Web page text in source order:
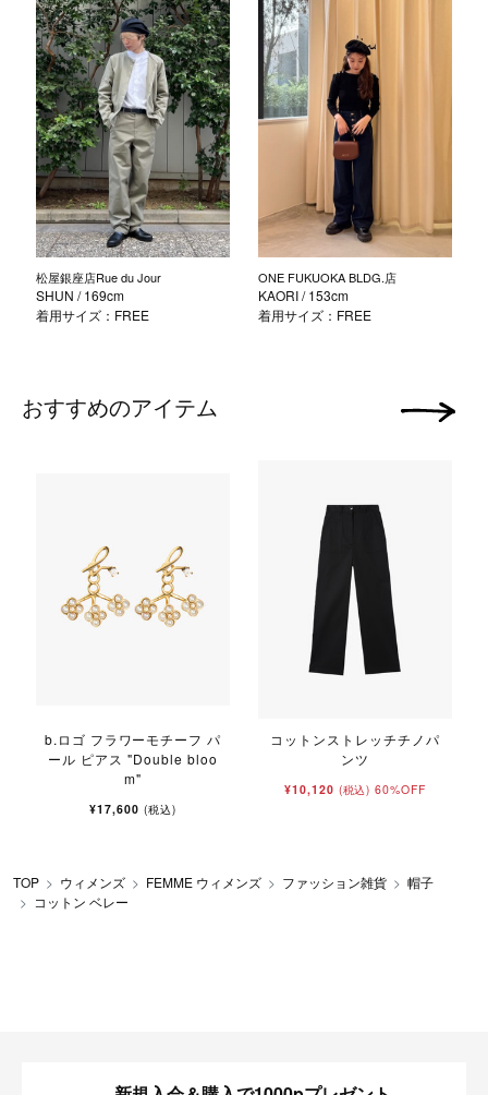
松屋銀座店Rue du Jour
SHUN / 169cm
着用サイズ：FREE
ONE FUKUOKA BLDG.店
KAORI/ 153cm
着用サイズ：FREE
おすすめのアイテム
b.ロゴ フラワーモチーフ パ
ール ピアス "Double bloo
m"
¥17,600 (税込)
コットンストレッチチノパ
ンツ
¥10,120 (税込) 60%OFF
次の画像
TOP ウィメンズ FEMME ウィメンズ ファッション雑貨
帽子
コットン ベレー